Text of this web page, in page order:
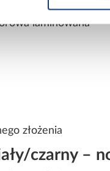
laminowana
laminowana
złożenia
czarny –